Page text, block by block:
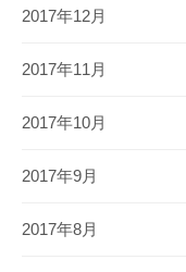
2017年12月
2017年11月
2017年10月
2017年9月
2017年8月